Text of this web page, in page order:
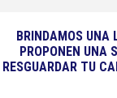
BRINDAMOS UNA
PROPONEN UNA
RESGUARDAR TU